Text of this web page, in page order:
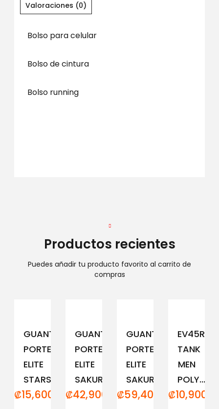
Valoraciones (0)
Bolso para celular
Bolso de cintura
Bolso running
Productos recientes
Puedes añadir tu producto favorito al carrito de
compras
GUANTE
PORTERO
ELITE
STARS
₡15,600.00
GUANTE
PORTERO
ELITE
SAKURA...
₡42,900.00
GUANTE
PORTERO
ELITE
SAKURA...
₡59,400.00
TANK
MEN
POLY...
₡